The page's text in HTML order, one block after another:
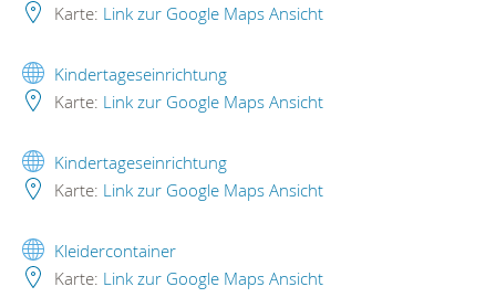
Karte: Link zur Google Maps Ansicht
Kindertageseinrichtung
Karte: Link zur Google Maps Ansicht
Kindertageseinrichtung
Karte: Link zur Google Maps Ansicht
Kleidercontainer
Karte: Link zur Google Maps Ansicht